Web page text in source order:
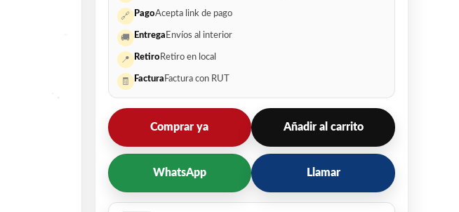
🔗 PagoAcepta link de pago
🚚 Entrega Envíos al interior
📍 Retiro Retiro en local
🧾 Factura Factura con RUT
Comprar ya Añadir al carrito
WhatsApp Llamar